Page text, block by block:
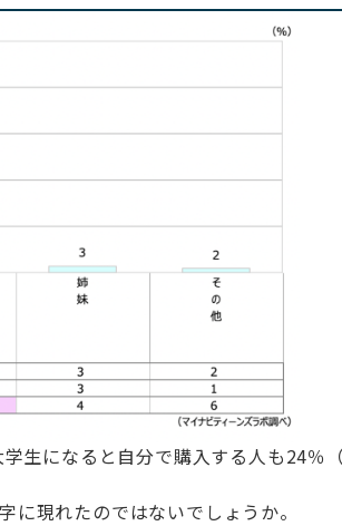
生になると自分で購入する人も24％
現れたのではないでしょうか。